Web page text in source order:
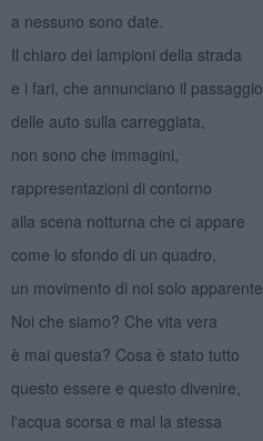
a nessuno sono date.
Il chiaro dei lampioni della strada
e i fari, che annunciano il passaggio
delle auto sulla carreggiata,
non sono che immagini,
rappresentazioni di contorno
alla scena notturna che ci appare
come lo sfondo di un quadro,
un movimento di noi solo apparente.
Noi che siamo? Che vita vera
è mai questa? Cosa è stato tutto
questo essere e questo divenire,
l'acqua scorsa e mai la stessa